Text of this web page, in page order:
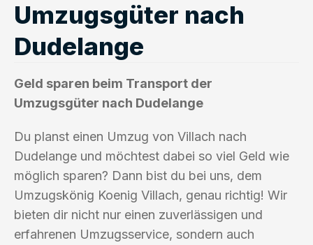
Umzugsgüter nach
Dudelange
Geld sparen beim Transport der
Umzugsgüter nach Dudelange
Du planst einen Umzug von Villach nach
Dudelange und möchtest dabei so viel Geld wie
möglich sparen? Dann bist du bei uns, dem
Umzugskönig Koenig Villach, genau richtig! Wir
bieten dir nicht nur einen zuverlässigen und
erfahrenen Umzugsservice, sondern auch